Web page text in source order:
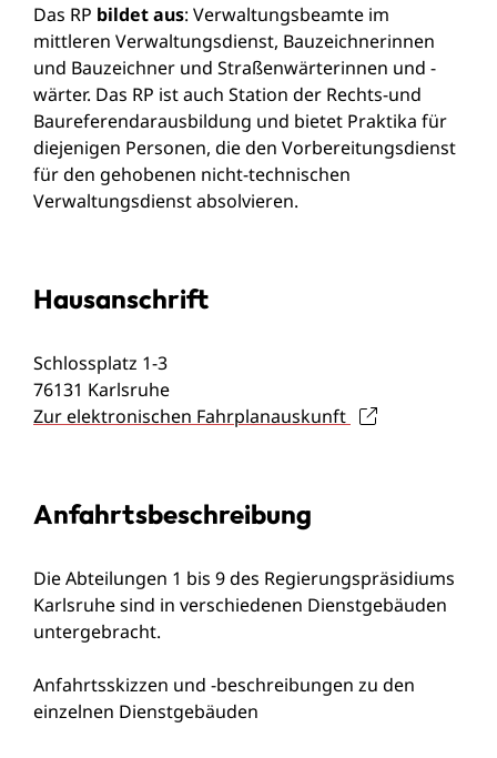
Das RP bildet aus: Verwaltungsbeamte im
mittleren Verwaltungsdienst, Bauzeichnerinnen
und Bauzeichner und Straßenwärterinnen und -
wärter. Das RP ist auch Station der Rechts-und
Baureferendarausbildung und bietet Praktika für
diejenigen Personen, die den Vorbereitungsdienst
für den gehobenen nicht-technischen
Verwaltungsdienst absolvieren.
Hausanschrift
Schlossplatz 1-3
76131 Karlsruhe
Zur elektronischen Fahrplanauskunft
Anfahrtsbeschreibung
Die Abteilungen 1 bis 9 des Regierungspräsidiums
Karlsruhe sind in verschiedenen Dienstgebäuden
untergebracht.
Anfahrtsskizzen und -beschreibungen zu den
einzelnen Dienstgebäuden